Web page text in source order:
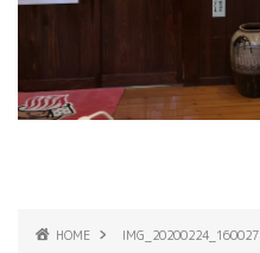
HOME IMG_20200224_160027